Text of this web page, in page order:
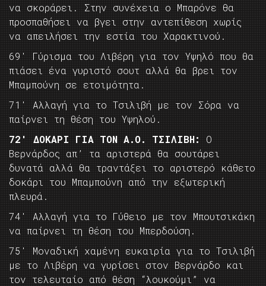
να σκοράρει. Στην συνέχεια ο Μπαρόνε θα
προσπαθήσει να βγει στην αντεπίθεση χωρίς
να απειλήσει την εστία του Χαρακτινού.
69′ Γύρισμα του Λιβέρη για τον Υψηλό που θα
πιάσει ένα γυριστό σουτ αλλά θα βρει τον
Μπαμπούνη σε ετοιμότητα.
71′ Αλλαγή για το Τσιλιβή με τον Σόρα να
παίρνει τη θέση του Υψηλού.
72′ ΔΟΚΑΡΙ ΓΙΑ ΤΟΝ Α.Ο. ΤΣΙΛΙΒΗ:
Ο
Βερνάρδος απ’ τα αριστερά θα σουτάρει
δυνατά αλλά θα τραντάξει το αριστερό κάθετο
δοκάρι του Μπαμπούνη από την εξωτερική
πλευρά.
74′ Αλλαγή για το Γύθειο με τον Μπουτσικάκη
να παίρνει τη θέση του Μπερδούση.
75′ Μοναδική χαμένη ευκαιρία για το Τσιλιβή
με το Λιβέρη να γυρίσει στον Βερνάρδο και
τον τελευταίο από θέση “λουκούμι” να